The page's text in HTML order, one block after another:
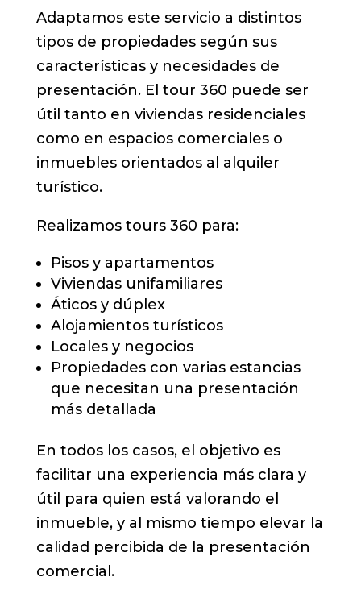
Adaptamos este servicio a distintos
tipos de propiedades según sus
características y necesidades de
presentación. El tour 360 puede ser
útil tanto en viviendas residenciales
como en espacios comerciales o
inmuebles orientados al alquiler
turístico.
Realizamos tours 360 para:
Pisos y apartamentos
Viviendas unifamiliares
Áticos y dúplex
Alojamientos turísticos
Locales y negocios
Propiedades con varias estancias
que necesitan una presentación
más detallada
En todos los casos, el objetivo es
facilitar una experiencia más clara y
útil para quien está valorando el
inmueble, y al mismo tiempo elevar la
calidad percibida de la presentación
comercial.